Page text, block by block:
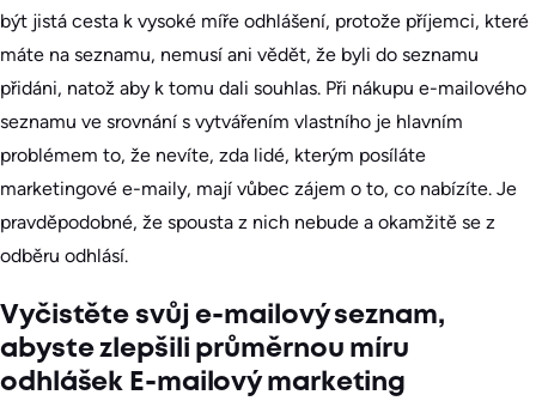
být jistá cesta k vysoké míře odhlášení, protože příjemci, které
máte na seznamu, nemusí ani vědět, že byli do seznamu
přidáni, natož aby k tomu dali souhlas. Při nákupu e-mailového
seznamu ve srovnání s vytvářením vlastního je hlavním
problémem to, že nevíte, zda lidé, kterým posíláte
marketingové e-maily, mají vůbec zájem o to, co nabízíte. Je
pravděpodobné, že spousta z nich nebude a okamžitě se z
odběru odhlásí.
Vyčistěte svůj e-mailový seznam,
abyste zlepšili průměrnou míru
odhlášek E-mailový marketing